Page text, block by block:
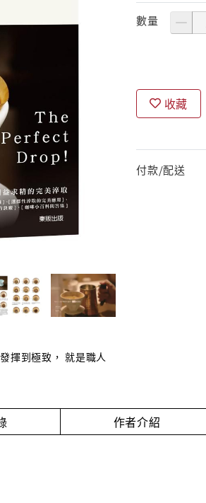
揮到極致， 就是職人
數量
收藏
付款/配送
作者介紹